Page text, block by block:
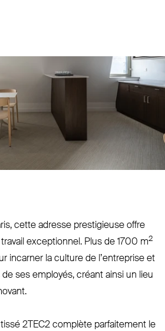
cette adresse pres­tigieuse offre
excep­tionnel. Plus de 1700 m2
incarner la culture de l’en­treprise et
ses employés, créant ainsi un lieu
2TEC2 complète par­faitement le